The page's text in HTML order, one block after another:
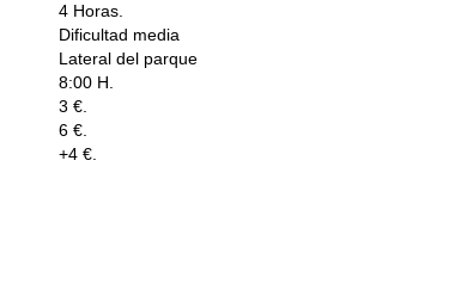
4 Horas.
Dificultad media
Lateral del parque
8:00 H.
3 €.
6 €.
+4 €.